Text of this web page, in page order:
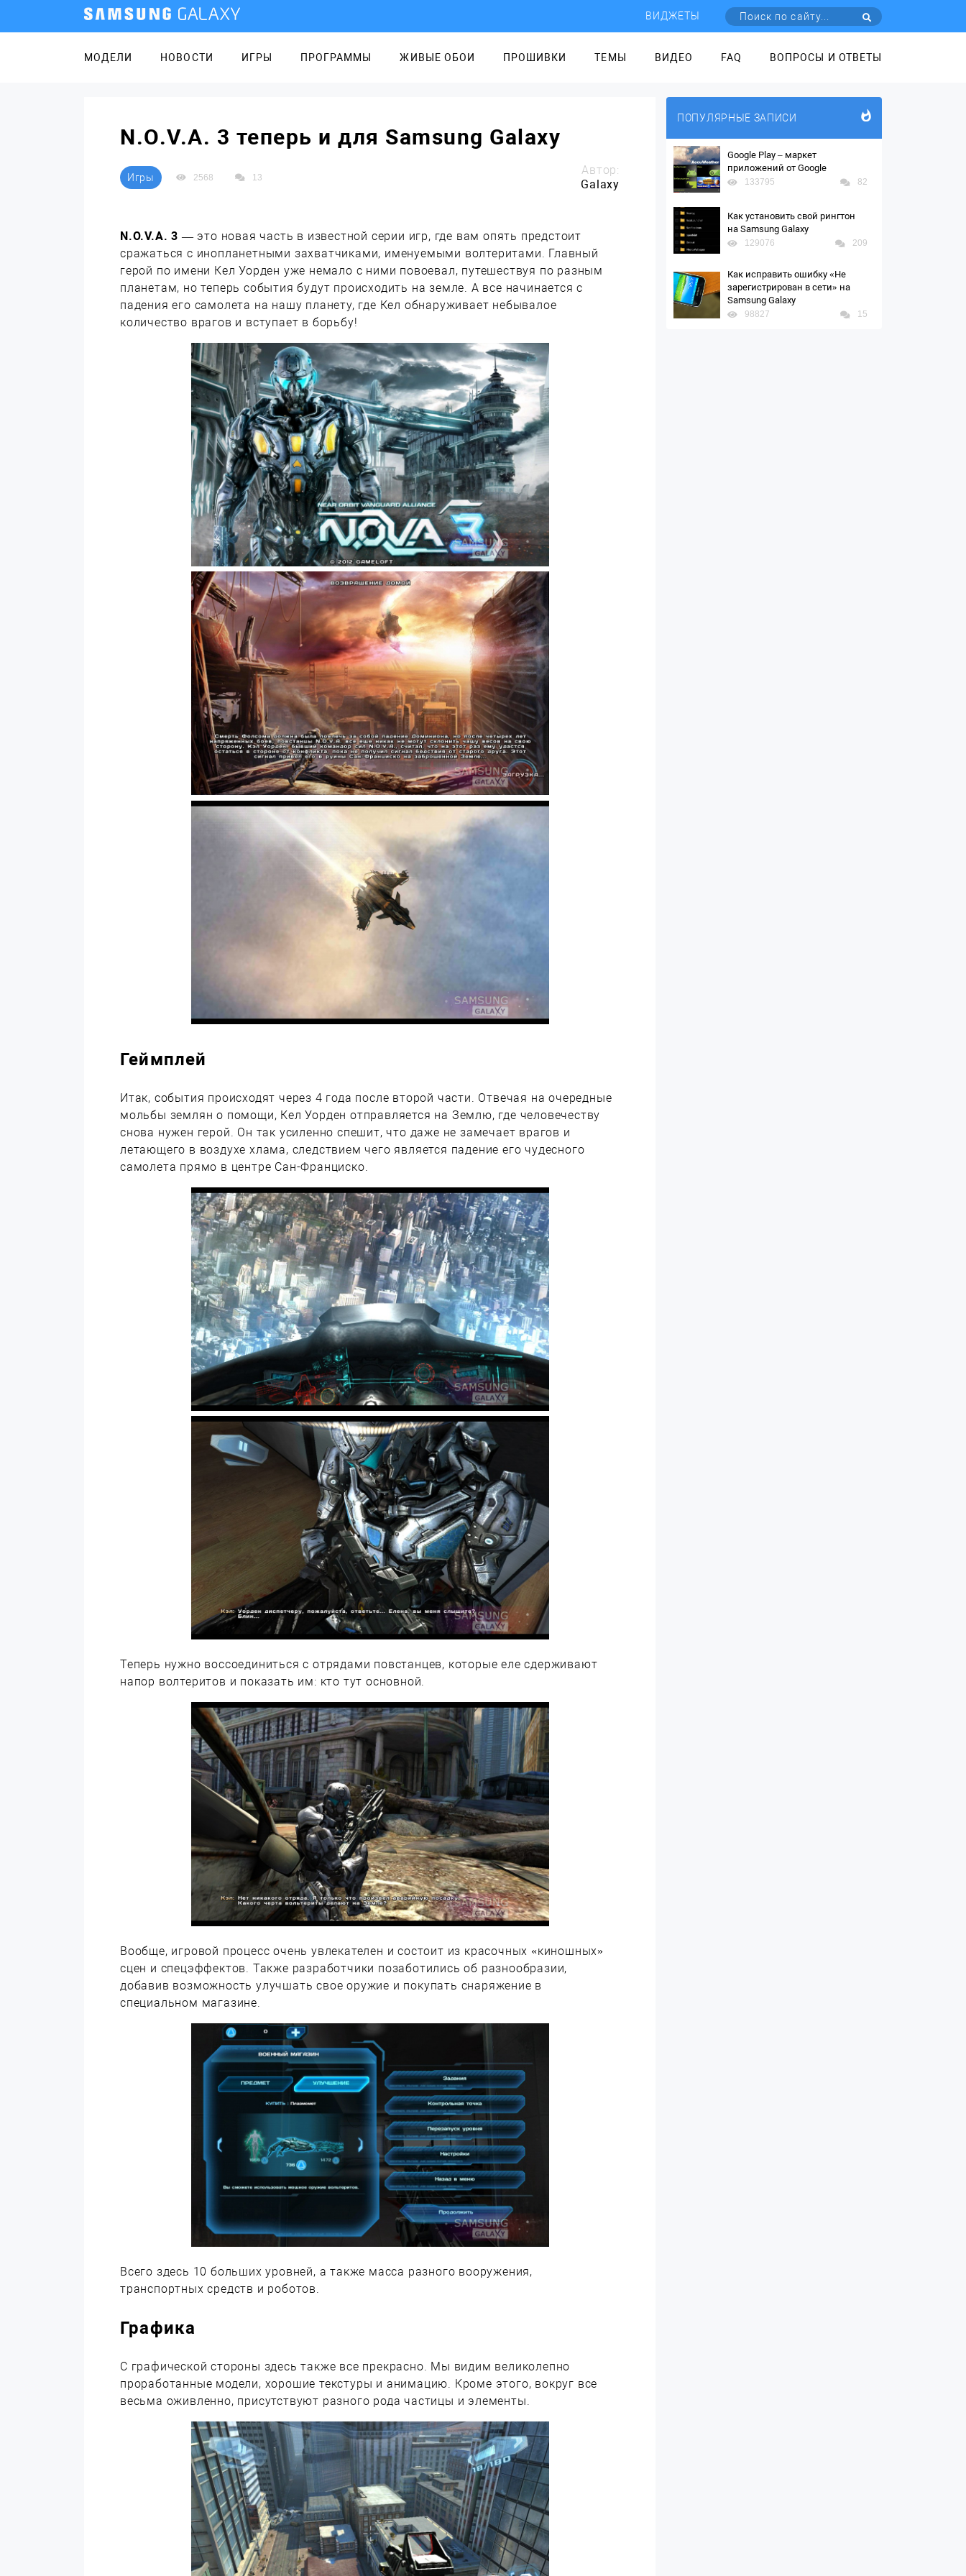
ВИДЖЕТЫ
МОДЕЛИ НОВОСТИ ИГРЫ ПРОГРАММЫ ЖИВЫЕ ОБОИ ПРОШИВКИ ТЕМЫ ВИДЕО FAQ ВОПРОСЫ И ОТВЕТЫ
N.O.V.A. 3 теперь и для Samsung Galaxy
Игры 2568 13
Автор:
Galaxy
N.O.V.A. 3 — это новая часть в известной серии игр, где вам опять предстоит
сражаться с инопланетными захватчиками, именуемыми волтеритами. Главный
герой по имени Кел Уорден уже немало с ними повоевал, путешествуя по разным
планетам, но теперь события будут происходить на земле. А все начинается с
падения его самолета на нашу планету, где Кел обнаруживает небывалое
количество врагов и вступает в борьбу!
Геймплей
Итак, события происходят через 4 года после второй части. Отвечая на очередные
мольбы землян о помощи, Кел Уорден отправляется на Землю, где человечеству
снова нужен герой. Он так усиленно спешит, что даже не замечает врагов и
летающего в воздухе хлама, следствием чего является падение его чудесного
самолета прямо в центре Сан-Франциско.
Теперь нужно воссоединиться с отрядами повстанцев, которые еле сдерживают
напор волтеритов и показать им: кто тут основной.
Вообще, игровой процесс очень увлекателен и состоит из красочных «киношных»
сцен и спецэффектов. Также разработчики позаботились об разнообразии,
добавив возможность улучшать свое оружие и покупать снаряжение в
специальном магазине.
Всего здесь 10 больших уровней, а также масса разного вооружения,
транспортных средств и роботов.
Графика
С графической стороны здесь также все прекрасно. Мы видим великолепно
проработанные модели, хорошие текстуры и анимацию. Кроме этого, вокруг все
весьма оживленно, присутствуют разного рода частицы и элементы.
ПОПУЛЯРНЫЕ ЗАПИСИ
Google Play – маркет
приложений от Google
133795 82
Как установить свой рингтон
на Samsung Galaxy
129076 209
Как исправить ошибку «Не
зарегистрирован в сети» на
Samsung Galaxy
98827 15